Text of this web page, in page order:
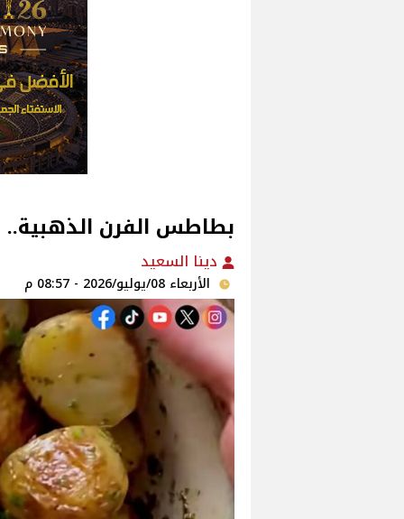
بطاطس الفرن
دينا السعيد
الأربعاء 08/يوليو/2026 - 08:57 م